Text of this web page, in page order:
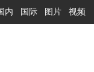
内 国际 图片 视频